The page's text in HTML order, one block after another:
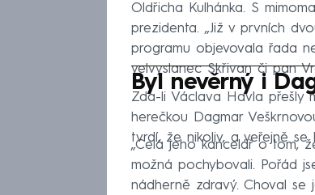
Oldřicha Kulhánka. S
prezidenta. „Již v prvních
programu objevovala řada
velvyslanec Skřivan či pan
Byl nevěrný i
Zda-li Václava Havla přešly
herečkou Dagmar
tvrdí, že nikoliv, a veřejně se
„Celá jeho kancelář o tom,
možná pochybovali. Pořád
nádherně zdravý. Choval se